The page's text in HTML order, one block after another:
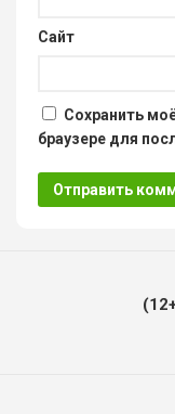
Сайт
Сохранить
браузере для